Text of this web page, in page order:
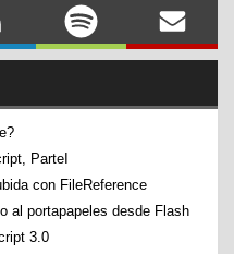
ParteI
con FileReference
al portapapeles desde Flash
3.0